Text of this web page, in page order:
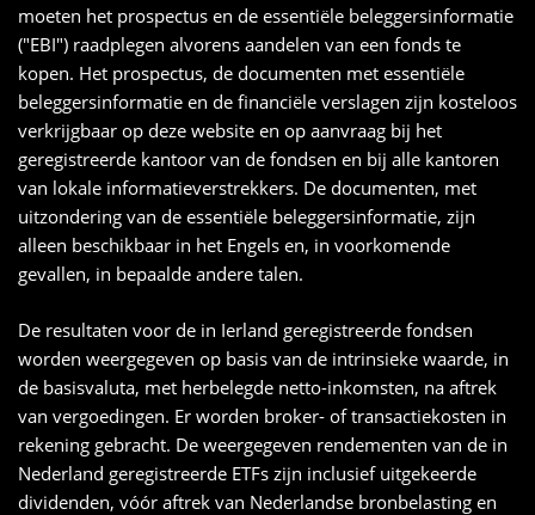
moeten het prospectus en de essentiële beleggersinformatie
("EBI") raadplegen alvorens aandelen van een fonds te
kopen. Het prospectus, de documenten met essentiële
beleggersinformatie en de financiële verslagen zijn kosteloos
verkrijgbaar op deze website en op aanvraag bij het
geregistreerde kantoor van de fondsen en bij alle kantoren
van lokale informatieverstrekkers. De documenten, met
uitzondering van de essentiële beleggersinformatie, zijn
alleen beschikbaar in het Engels en, in voorkomende
gevallen, in bepaalde andere talen.
De resultaten voor de in Ierland geregistreerde fondsen
worden weergegeven op basis van de intrinsieke waarde, in
de basisvaluta, met herbelegde netto-inkomsten, na aftrek
van vergoedingen. Er worden broker- of transactiekosten in
rekening gebracht. De weergegeven rendementen van de in
Nederland geregistreerde ETFs zijn inclusief uitgekeerde
dividenden, vóór aftrek van Nederlandse bronbelasting en